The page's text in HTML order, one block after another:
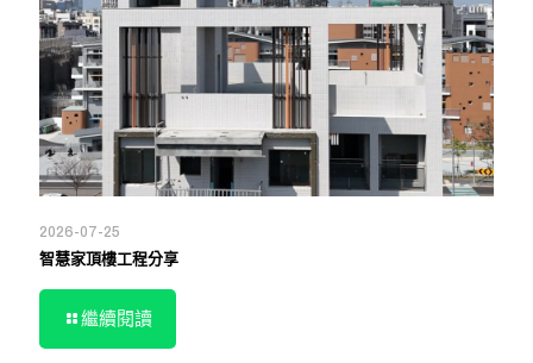
2026-07-25
智慧家頂樓工程分享
繼續閱讀